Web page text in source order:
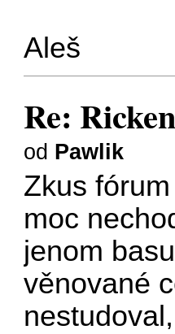
Aleš
Re:
od Pawlik
Zkus
moc
jenom
věnované